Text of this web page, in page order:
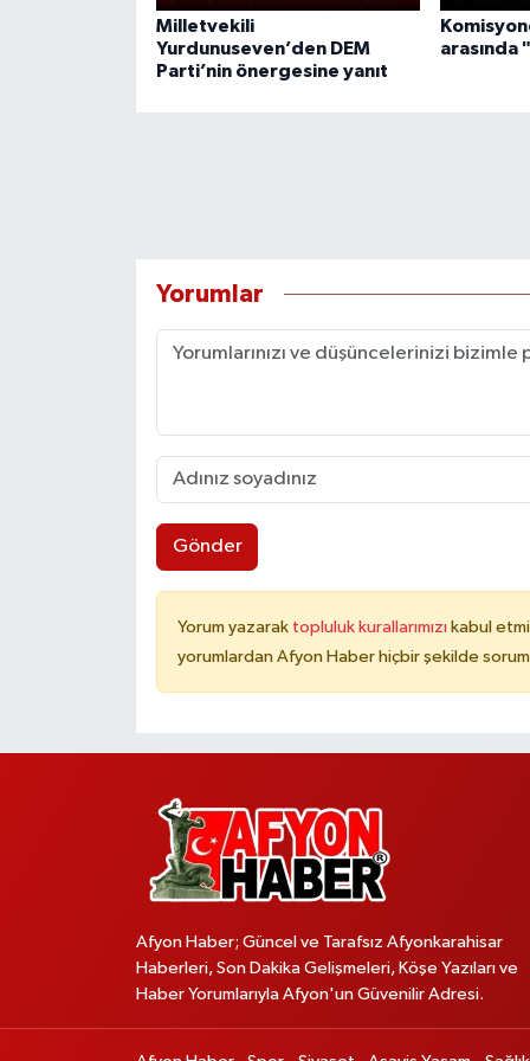
Milletvekili
Yurdunuseven’den DEM
Parti’nin önergesine yanıt
arasında
Yorumlar
Gönder
Yorum yazarak topluluk kurallarımızı kabul
yorumlardan Afyon Haber hiçbir şekilde
Afyon Haber; Güncel ve Tarafsız Afyonkarahisar
Haberleri, Son Dakika Gelişmeleri, Köşe Yazıları ve
Haber Yorumlarıyla Afyon'un Güvenilir Adresi.